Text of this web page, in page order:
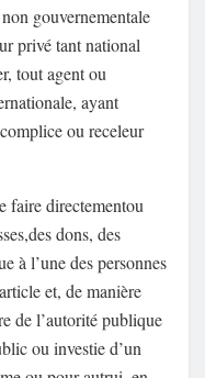
gouvernementale
privé tant national
tout agent ou
ayant
ou receleur
faire directementou
dons, des
à l’une des personnes
et, de manière
de l’autorité publique
ou investie d’un